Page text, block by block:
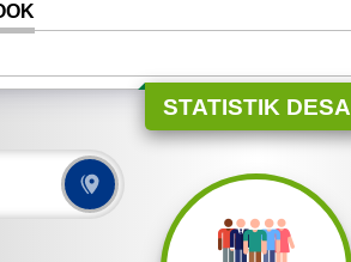
STATISTIK DESA